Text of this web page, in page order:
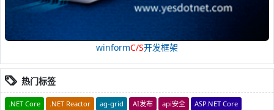
winformC/S开发框架
热门标签
.NET Core .NET Reactor ag-grid AI发布 api安全
ASP.NET Core